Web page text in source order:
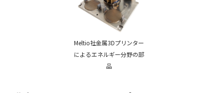
Meltio社金属3Dプリンター
によるエネルギー分野の部
品